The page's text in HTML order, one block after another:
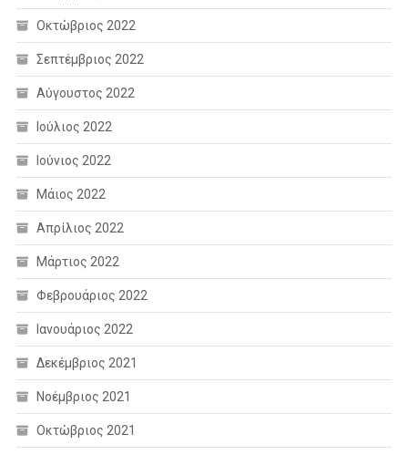
Οκτώβριος 2022
Σεπτέμβριος 2022
Αύγουστος 2022
Ιούλιος 2022
Ιούνιος 2022
Μάιος 2022
Απρίλιος 2022
Μάρτιος 2022
Φεβρουάριος 2022
Ιανουάριος 2022
Δεκέμβριος 2021
Νοέμβριος 2021
Οκτώβριος 2021